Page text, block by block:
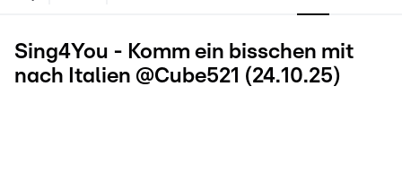
Sing4You - Komm ein bisschen mit
nach Italien @Cube521 (24.10.25)